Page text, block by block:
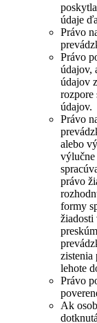
údaje
Právo
Právo
údajov,
údajov
rozpore
údajov.
Právo
alebo
výlučne
právo
formy
žiadosti
zistenia
lehote
Právo
Ak